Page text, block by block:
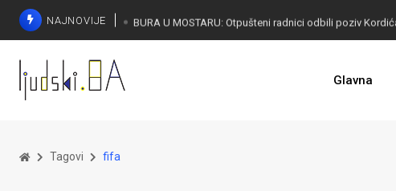
NAJNOVIJE
Glavna
Tagovi fifa